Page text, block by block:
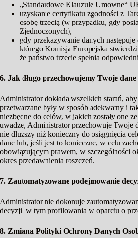
„Standardowe Klauzule Umowne“
uzyskanie certyfikatu zgodności z
osobę trzecią (w przypadku, gdy
Zjednoczonych),
gdy przekazywanie danych
którego Komisja Europejska
że państwo trzecie spełnia
6. Jak długo przechowujemy Twoje dane
Administrator dokłada wszelkich starań,
przetwarzane były w sposób adekwatny i
niezbędne do celów, w jakich zostały one
uwadze, Administrator przechowuje Twoje
nie dłuższy niż konieczny do osiągnięcia
dane lub, jeśli jest to konieczne, w celu
obowiązującym prawem, w szczególności
okres przedawnienia roszczeń.
7. Zautomatyzowane podejmowanie
Administrator nie dokonuje
decyzji, w tym profilowania w oparciu o
8. Zmiana Polityki Ochrony Danych